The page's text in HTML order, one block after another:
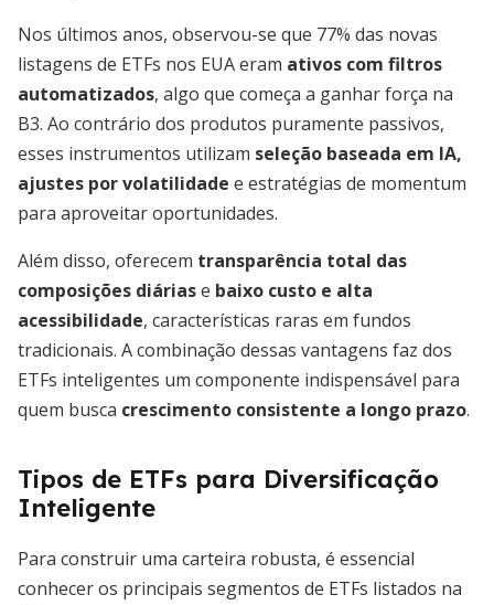
Nos últimos anos, observou-se que 77% das novas
listagens de ETFs nos EUA eram ativos com filtros
automatizados, algo que começa a ganhar força na
B3. Ao contrário dos produtos puramente passivos,
esses instrumentos utilizam seleção baseada em IA,
ajustes por volatilidade e estratégias de momentum
para aproveitar oportunidades.
Além disso, oferecem transparência total das
composições diáriase baixo custo e alta
acessibilidade, características raras em fundos
tradicionais. A combinação dessas vantagens faz dos
ETFs inteligentes um componente indispensável para
quem busca crescimento consistente a longo prazo.
Tipos de ETFs para Diversificação
Inteligente
Para construir uma carteira robusta, é essencial
conhecer os principais segmentos de ETFs listados na